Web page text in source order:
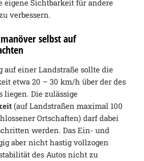
eigene Sichtbarkeit für andere
verbessern.
selbst auf
auf einer Landstraße sollte die
etwa 20 – 30 km/h über der des
liegen. Die zulässige
(auf Landstraßen maximal 100
Ortschaften) darf dabei
werden. Das Ein- und
aber nicht hastig vollzogen
des Autos nicht zu